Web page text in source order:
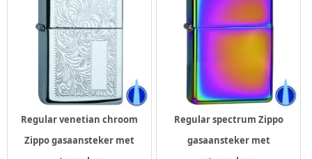
Regular venetian chroom
Zippo gasaansteker met
Regular spectrum Zippo
gasaansteker met